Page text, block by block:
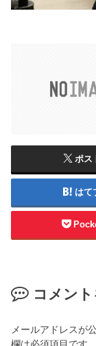
ポス
はて
コメン
メールアドレスが